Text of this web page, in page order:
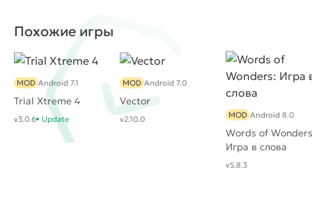
на тематику скейтбординга. Если не брать в
рассчет единственный минус, то на выходе имеем
качественный аркадный симулятор скейтборда,
который может на долго задержаться на
смартфоне или планшете.
Похожие игры
Trial Xtreme 4
MOD Android 7.1
v3.0.6 Update
Vector
MOD Android 7.0
v2.10.0
Words of
Игра в слова
MOD Android 8.0
v5.8.3